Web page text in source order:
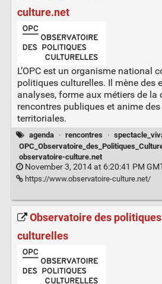
culture.net
L’OPC est un organisme national
politiques culturelles. Il mène des
analyses, forme aux métiers de la
rencontres publiques et anime
territoriales.
agenda · rencontres ·
observatoire-culture.net
November 3, 2014 at 6:20:41 PM
https://www.observatoire-culture.net/
Observatoire des politiques
culturelles